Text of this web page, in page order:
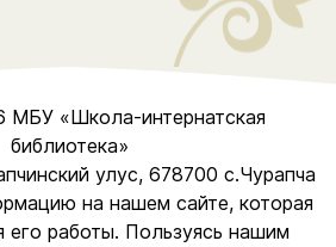
МБУ «Школа-интернатская
библиотека»
улус, 678700 с.Чурапча
на нашем сайте, которая
работы. Пользуясь нашим